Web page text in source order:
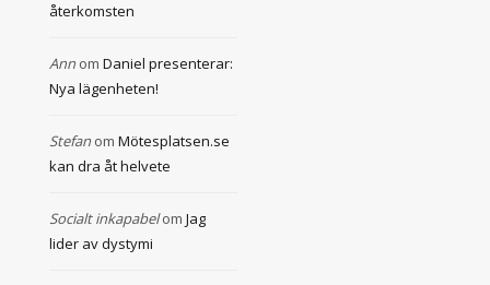
återkomsten
Ann om Daniel presenterar:
Nya lägenheten!
Stefan om Mötesplatsen.se
kan dra åt helvete
Socialt inkapabelom Jag
lider av dystymi